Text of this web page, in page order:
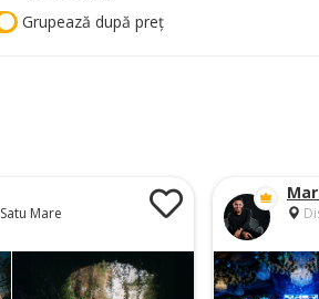
Grupează după preț
Satu Mare